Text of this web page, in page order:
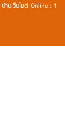
บ้านเว็บไซต์ Online : 1